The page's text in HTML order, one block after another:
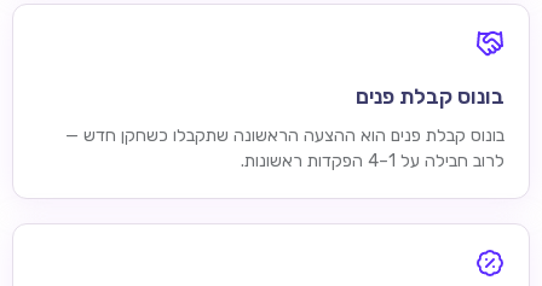
בונוס קבלת פנים
בונוס קבלת פנים הוא ההצעה הראשונה שתקבלו כשחקן חדש —
לרוב חבילה על 1–4 הפקדות ראשונות.